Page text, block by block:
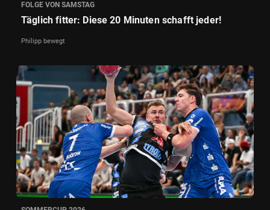
FOLGE VON SAMSTAG
Täglich fitter: Diese 20 Minuten schafft jeder!
Philipp bewegt